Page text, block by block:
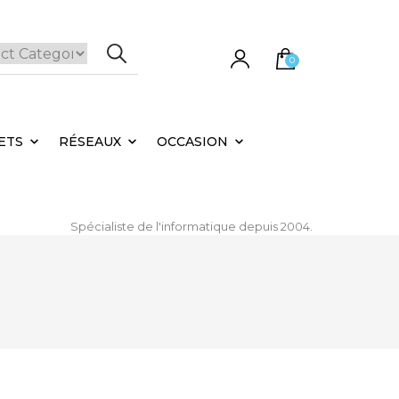
0
RÉSEAUX OCCASION
Spécialiste de l'informatique depuis 2004.